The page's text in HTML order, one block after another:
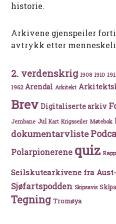
historie.
Arkivene gjenspeiler
avtrykk etter
2. verdenskrig 1908 1910
1962 Arendal Arkitekt
Brev Digitaliserte arkiv
Jernbane Jul Kart Krigsseiler Møtebok
dokumentarvliste
Polarpionerene quiz
Seilskutearkivene fra
Sjøfartspodden Skipsavis
Tegning Tromøya